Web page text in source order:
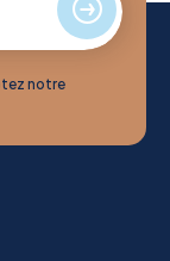
notre